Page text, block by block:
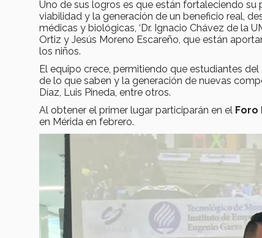
Uno de sus logros es que están fortaleciendo
viabilidad y la generación de un beneficio real,
médicas y biológicas, ‘Dr. Ignacio Chávez de la
Ortiz y Jesús Moreno Escareño, que están
los niños.
El equipo crece, permitiendo que estudiantes
de lo que saben y la generación de nuevas
Díaz, Luis Pineda, entre otros.
Al obtener el primer lugar participarán en el Foro
en Mérida en febrero.